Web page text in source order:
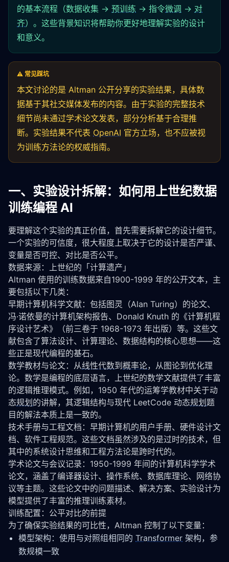
的基本流程（数据收集 → 预训练 → 指令微调 → 对
齐）。这些背景知识将帮助你更好地理解实验的设计
和意义。
⚠️ 常见踩坑
本文讨论的是 Altman 公开分享的实验结果，具体数
据基于其社交媒体发布的内容。由于实验的完整技术
细节尚未通过学术论文发表，部分分析基于合理推
断。实验结果不代表 OpenAI 官方立场，也不应被视
为训练方法论的权威指南。
一、实验设计拆解：如何用上世纪数据
训练编程 AI
要理解这个实验的真正价值，首先需要拆解它的设计细节。
一个实验的可信度，很大程度上取决于它的设计是否严谨、
变量是否可控、对比是否公平。
数据来源：上世纪的「计算遗产」
Altman 使用的训练数据来自1900-1999 年的公开文本，主
要包括以下几类：
早期计算机科学文献：包括图灵（Alan Turing）的论文、
冯·诺依曼的计算机架构报告、Donald Knuth 的《计算机程
序设计艺术》（前三卷于 1968-1973 年出版）等。这些文
献包含了算法设计、计算理论、数据结构的核心思想——这
些正是现代编程的基石。
数学教材与论文：从线性代数到 概率论，从图论到优化理
论。数学是编程的底层语言，上世纪的数学文献提供了丰富
的逻辑推理模式。例如，1950 年代的运筹学教材中关于动
态规划 的讲解，其逻辑结构与现代 LeetCode 动态规划 题
目的解法本质上是一致的。
技术手册与工程文档：早期计算机的用户手册、硬件设计文
档、软件工程规范。这些文档虽然涉及的是过时的技术，但
其中的系统设计思维和工程方法论是跨时代的。
学术论文与会议记录：1950-1999 年间的计算机科学学术
论文，涵盖了编译器设计、操作系统、数据库理论、网络协
议等主题。这些论文中的问题描述、解决方案、实验设计为
模型提供了丰富的推理训练素材。
训练配置：公平对比的前提
为了确保实验结果的可比性，Altman 控制了以下变量：
模型架构：使用与对照组相同的 Transformer 架构，参
数规模一致